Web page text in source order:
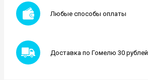
Любые способы оплаты
Доставка по Гомелю 30 рублей